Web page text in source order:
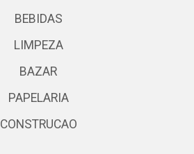
BEBIDAS
LIMPEZA
BAZAR
PAPELARIA
CONSTRUCAO